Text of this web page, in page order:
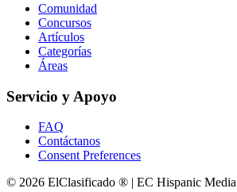
Comunidad
Concursos
Artículos
Categorías
Áreas
Servicio y Apoyo
FAQ
Contáctanos
Consent Preferences
© 2026 ElClasificado ® | EC Hispanic Media